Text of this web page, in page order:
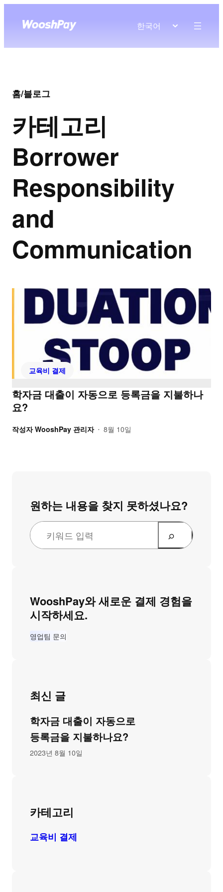
한국어
홈/블로그
카테고리
Borrower
Responsibility
and
Communication
교육비 결제
학자금 대출이 자동으로 등록금을 지불하나
요?
작성자 WooshPay 관리자 • 8월 10일
원하는 내용을 찾지 못하셨나요?
WooshPay와 새로운 결제 경험을
시작하세요.
영업팀 문의
최신 글
학자금 대출이 자동으로
등록금을 지불하나요?
2023년 8월 10일
카테고리
교육비 결제